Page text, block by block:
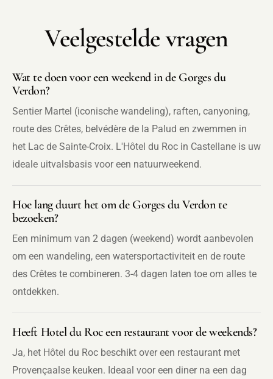
Veelgestelde vragen
Wat te doen voor een weekend in de Gorges du
Verdon?
Sentier Martel (iconische wandeling), raften, canyoning,
route des Crêtes, belvédère de la Palud en zwemmen in
het Lac de Sainte-Croix. L'Hôtel du Roc in Castellane is uw
ideale uitvalsbasis voor een natuurweekend.
Hoe lang duurt het om de Gorges du Verdon te
bezoeken?
Een minimum van 2 dagen (weekend) wordt aanbevolen
om een wandeling, een watersportactiviteit en de route
des Crêtes te combineren. 3-4 dagen laten toe om alles te
ontdekken.
Heeft Hotel du Roc een restaurant voor de weekends?
Ja, het Hôtel du Roc beschikt over een restaurant met
Provençaalse keuken. Ideaal voor een diner na een dag